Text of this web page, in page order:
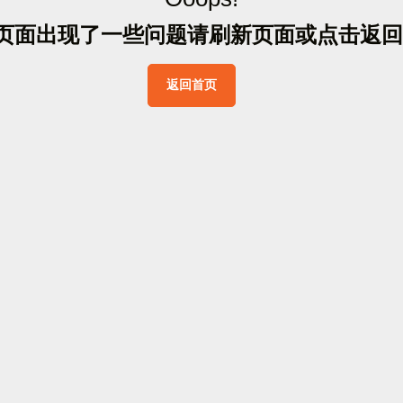
面出现了一些问题请刷新页面或点击返 回
返回首页